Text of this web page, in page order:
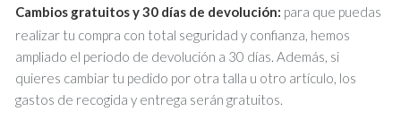
Cambios gratuitos y 30 días de devolución: para que puedas
realizar tu compra con total seguridad y confianza, hemos
ampliado el periodo de devolución a 30 días. Además, si
quieres cambiar tu pedido por otra talla u otro artículo, los
gastos de recogida y entrega serán gratuitos.